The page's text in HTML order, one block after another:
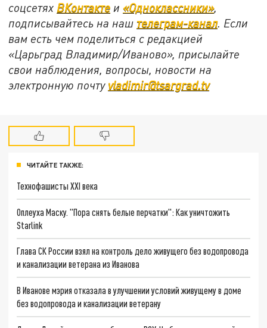
соцсетях ВКонтакте и«Одноклассники»,
подписывайтесь на наш телеграм-канал. Если
вам есть чем поделиться с редакцией
«Царьград Владимир/Иваново», присылайте
свои наблюдения, вопросы, новости на
электронную почту vladimir@tsargrad.tv
ЧИТАЙТЕ ТАКЖЕ:
Технофашисты XXI века
Оплеуха Маску. "Пора снять белые перчатки": Как уничтожить
Starlink
Глава СК России взял на контроль дело живущего без водопровода
и канализации ветерана из Иванова
В Иванове мэрия отказала в улучшении условий живущему в доме
без водопровода и канализации ветерану